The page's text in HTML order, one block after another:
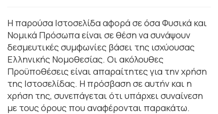
Η παρούσα Ιστοσελίδα αφορά σε όσα Φυσικά και
Νομικά Πρόσωπα είναι σε θέση να συνάψουν
δεσμευτικές συμφωνίες βάσει της ισχύουσας
Ελληνικής Νομοθεσίας. Οι ακόλουθες
Προϋποθέσεις είναι απαραίτητες για την χρήση
της Ιστοσελίδας. Η πρόσβαση σε αυτήν και η
χρήση της, συνεπάγεται ότι υπάρχει συναίνεση
με τους όρους που αναφέρονται παρακάτω.